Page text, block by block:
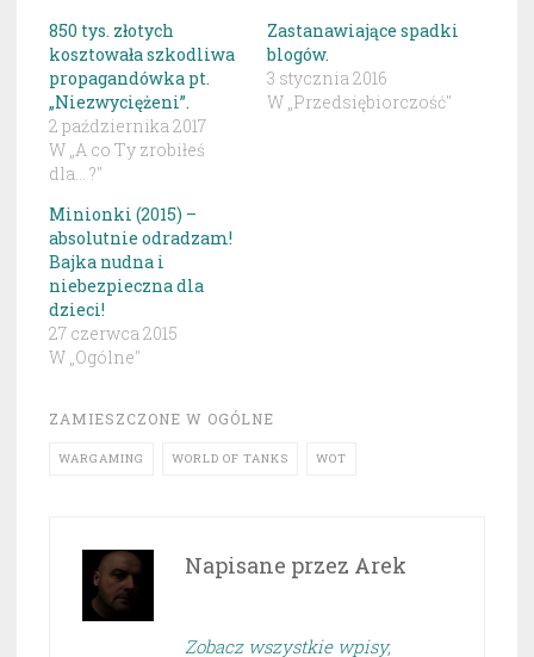
850 tys. złotych
kosztowała szkodliwa
propagandówka pt.
„Niezwyciężeni”.
2 października 2017
W „A co Ty zrobiłeś
dla... ?"
Zastanawiające spadki
blogów.
3 stycznia 2016
W „Przedsiębiorczość"
Minionki (2015) –
absolutnie odradzam!
Bajka nudna i
niebezpieczna dla
dzieci!
27 czerwca 2015
W „Ogólne"
ZAMIESZCZONE W OGÓLNE
WARGAMING WORLD OF TANKS WOT
Napisane przez Arek
Zobacz wszystkie wpisy,